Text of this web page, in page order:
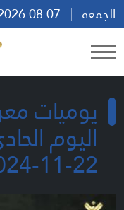
الجمعة
يوميات
اليوم
22-11-2024